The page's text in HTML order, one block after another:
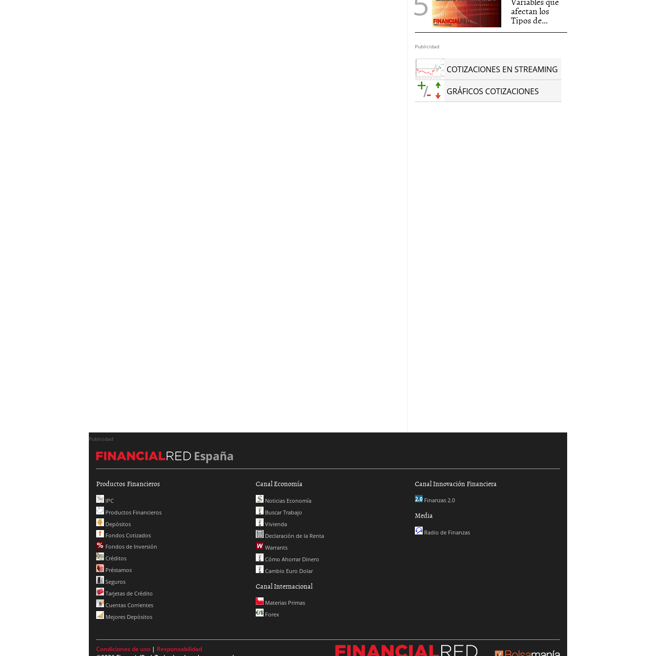
afectan los
Tipos de...
Publicidad
COTIZACIONES EN STREAMING
GRÁFICOS COTIZACIONES
Publicidad
España
Productos Financieros
IPC
Productos Financieros
Depósitos
Fondos Cotizados
Fondos de Inversión
Créditos
Préstamos
Seguros
Tarjetas de Crédito
Cuentas Corrientes
Mejores Depósitos
Canal Economía
Noticias Economía
Buscar Trabajo
Vivienda
Declaración de la Renta
Warrants
Cómo Ahorrar Dinero
Cambio Euro Dolar
Canal Internacional
Materias Primas
Forex
Canal Innovación Financiera
Finanzas 2.0
Media
Radio de Finanzas
Condiciones de uso | Responsabilidad